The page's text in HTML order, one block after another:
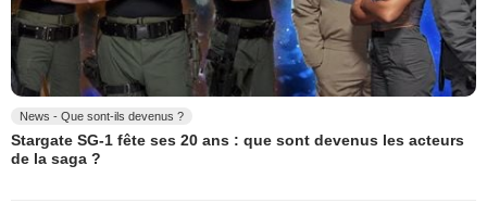
News - Que sont-ils devenus ?
Stargate SG-1 fête ses 20 ans : que sont devenus les acteurs
de la saga ?